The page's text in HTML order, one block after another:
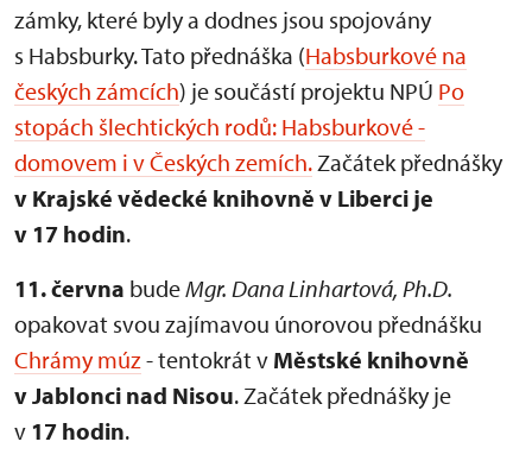
zámky, které byly a dodnes jsou spojovány
s Habsburky. Tato přednáška (Habsburkové na
českých zámcích) je součástí projektu NPÚ Po
stopách šlechtických rodů: Habsburkové -
domovem i v Českých zemích.Začátek přednášky
v Krajské vědecké knihovně v Liberci je
v 17 hodin.
11. června budeMgr. Dana Linhartová, Ph.D.
opakovat svou zajímavou únorovou přednášku
Chrámy múz- tentokrát v Městské knihovně
v Jablonci nad Nisou. Začátek přednášky je
v 17 hodin.